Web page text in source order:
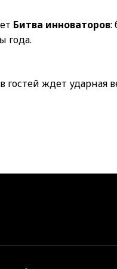
Битва инноваторов:
года.
гостей ждет ударная